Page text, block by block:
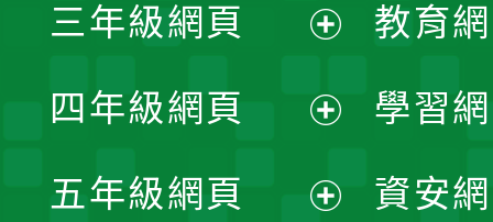
選
單
開
選
單
三年級網頁
開
選
四年級網頁
五年級網頁
教育
學習
資安